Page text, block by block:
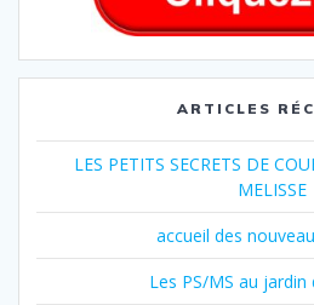
ARTICLES
LES PETITS SECRETS DE
MELISSE
accueil des
Les PS/MS au jardin